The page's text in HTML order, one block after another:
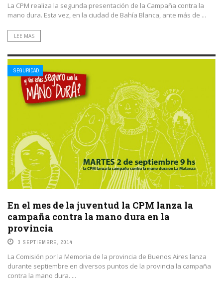
La CPM realiza la segunda presentación de la Campaña contra la
mano dura. Esta vez, en la ciudad de Bahía Blanca, ante más de ...
LEE MAS
SEGURIDAD
En el mes de la juventud la CPM lanza la
campaña contra la mano dura en la
provincia
3 SEPTIEMBRE, 2014
La Comisión por la Memoria de la provincia de Buenos Aires lanza
durante septiembre en diversos puntos de la provincia la campaña
contra la mano dura. ...